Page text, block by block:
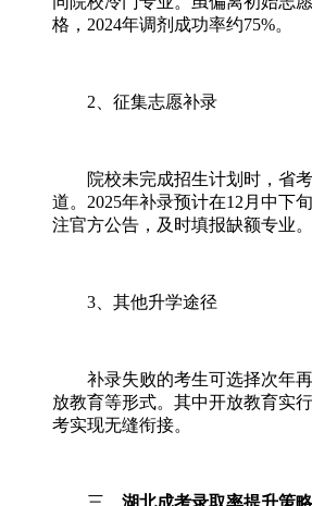
格，2024年调剂成功率约75%。
2、征集志愿补录
院校未完成招生计划时，省考
道。2025年补录预计在12月中下
注官方公告，及时填报缺额专业。
3、其他升学途径
补录失败的考生可选择次年再
放教育等形式。其中开放教育实
考实现无缝衔接。